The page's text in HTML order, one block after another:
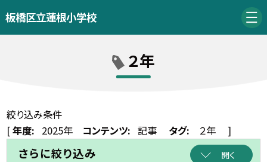
板橋区立蓮根小学校
２年
絞り込み条件
[年度: 2025年 コンテンツ: 記事 タグ: ２年 ]
さらに絞り込み 開く